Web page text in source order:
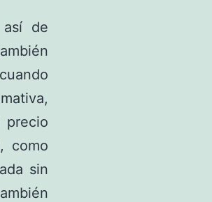
así de
cuando
como
sin